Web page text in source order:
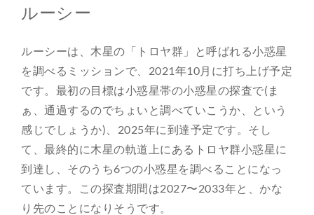
ルーシー
ルーシーは、木星の「トロヤ群」と呼ばれる小惑星
を調べるミッションで、2021年10月に打ち上げ予定
です。最初の目標は小惑星帯の小惑星の探査で(ま
ぁ、通過するのでちょいと調べていこうか、という
感じでしょうか)、2025年に到達予定です。そし
て、最終的に木星の軌道上にあるトロヤ群小惑星に
到達し、そのうち6つの小惑星を調べることになっ
ています。この探査期間は2027〜2033年と、かな
り先のことになりそうです。